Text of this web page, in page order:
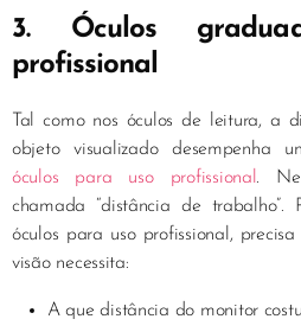
3. Óculos
profissional
Tal como nos óculos de leitura, a
objeto visualizado desempenha
óculos para uso profissional .
chamada “distância de trabalho”.
óculos para uso profissional,
visão necessita:
A que distância do monitor